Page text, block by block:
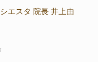
エスタ 院長 井上由